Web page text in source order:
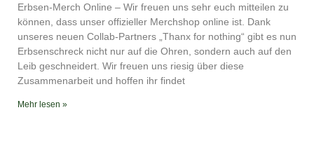
Erbsen-Merch Online – Wir freuen uns sehr euch mitteilen zu
können, dass unser offizieller Merchshop online ist. Dank
unseres neuen Collab-Partners „Thanx for nothing“ gibt es nun
Erbsenschreck nicht nur auf die Ohren, sondern auch auf den
Leib geschneidert. Wir freuen uns riesig über diese
Zusammenarbeit und hoffen ihr findet
Mehr lesen »